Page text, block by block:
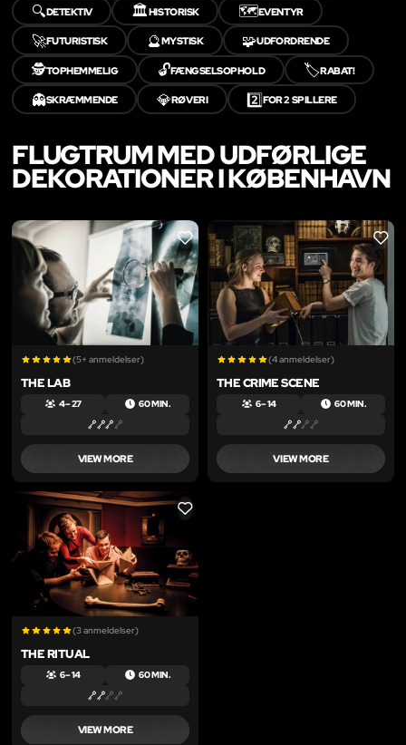
🔍DETEKTIV 🏛️HISTORISK 🗺️EVENTYR
🚀FUTURISTISK 🔮MYSTISK 🧩UDFORDRENDE
🕵️TOPHEMMELIG 🔓FÆNGSELSOPHOLD 🏷️RABAT!
👻SKRÆMMENDE 💎RØVERI 2️⃣FOR 2 SPILLERE
FLUGTRUM MED UDFØRLIGE
DEKORATIONER I KØBENHAVN
LIKE
(5+ anmeldelser)
THE LAB
4 – 27 60 MIN.
VIEW MORE
LIKE
(4 anmeldelser)
THE CRIME SCENE
6 – 14 60 MIN.
VIEW MORE
LIKE
(3 anmeldelser)
THE RITUAL
6 – 14 60 MIN.
VIEW MORE